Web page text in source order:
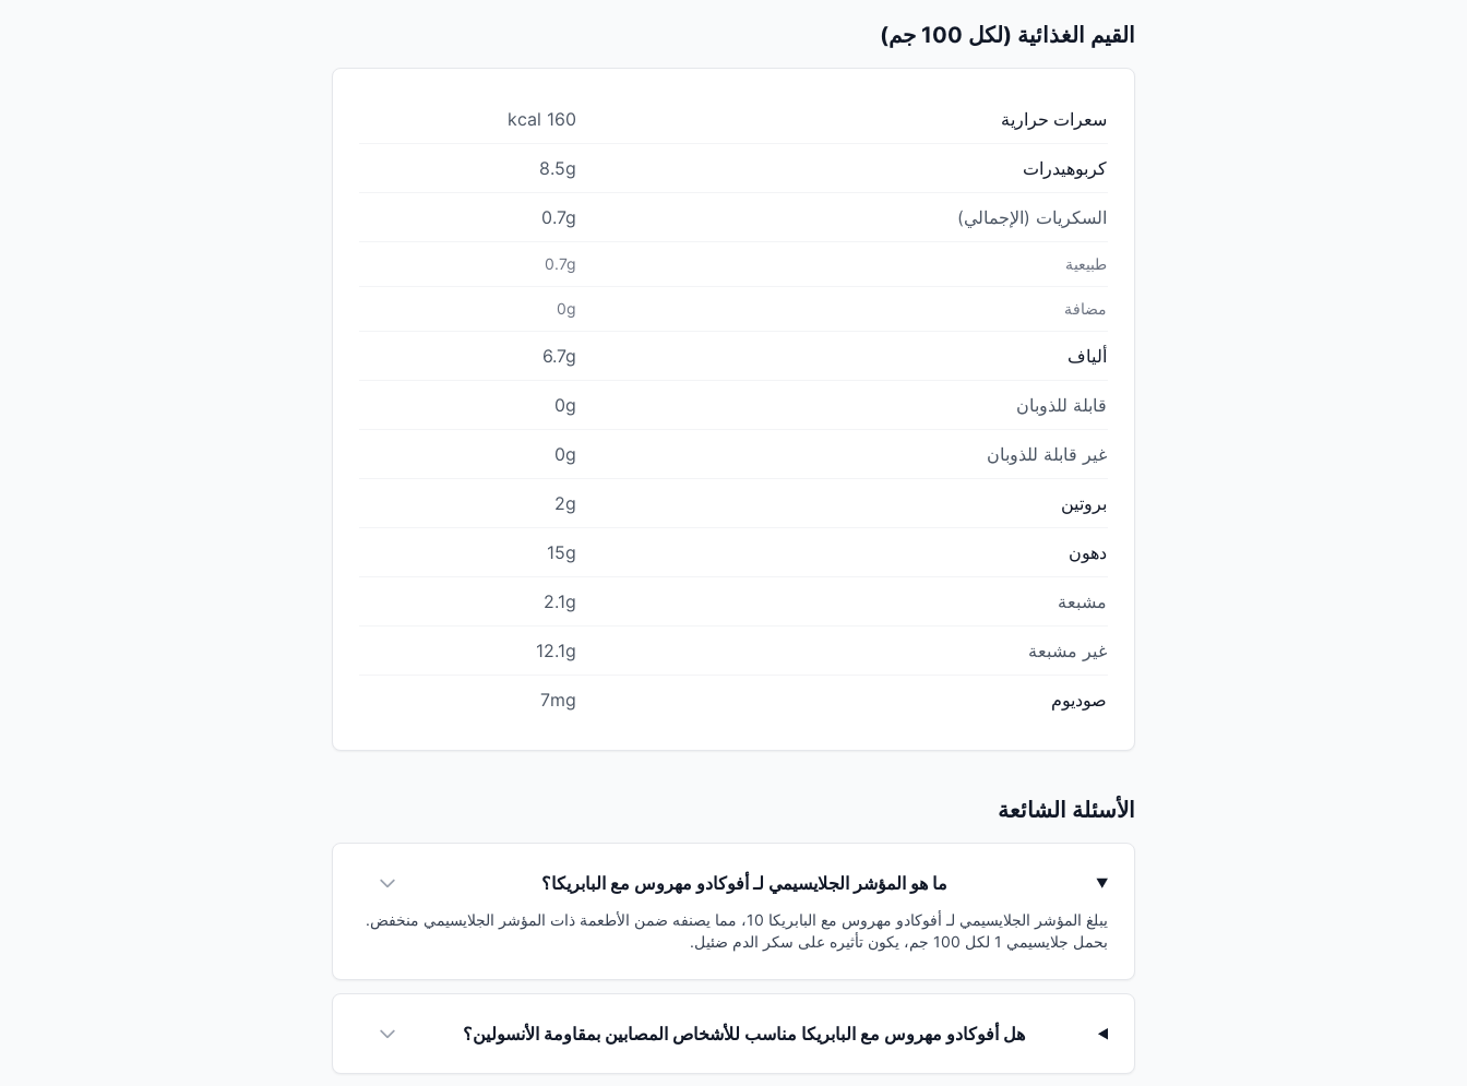
القيم الغذائية (لكل 100 جم)
سعرات حرارية 160 kcal
كربوهيدرات 8.5g
السكريات (الإجمالي) 0.7g
طبيعية 0.7g
مضافة 0g
ألياف 6.7g
قابلة للذوبان 0g
غير قابلة للذوبان 0g
بروتين 2g
دهون 15g
مشبعة 2.1g
غير مشبعة 12.1g
صوديوم 7mg
الأسئلة الشائعة
ما هو المؤشر الجلايسيمي لـ أفوكادو مهروس مع البابريكا؟
يبلغ المؤشر الجلايسيمي لـ أفوكادو مهروس مع البابريكا 10، مما يصنفه ضمن الأطعمة ذات المؤشر الجلايسيمي منخفض.
بحمل جلايسيمي 1 لكل 100 جم، يكون تأثيره على سكر الدم ضئيل.
هل أفوكادو مهروس مع البابريكا مناسب للأشخاص المصابين بمقاومة الأنسولين؟